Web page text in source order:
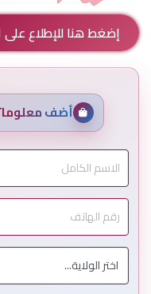
إضغط هنا للإطلاع
أضف